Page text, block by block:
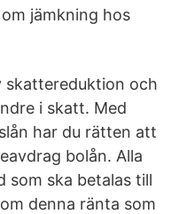
jämkning hos
skattereduktion och
i skatt. Med
har du rätten att
bolån. Alla
som ska betalas till
denna ränta som